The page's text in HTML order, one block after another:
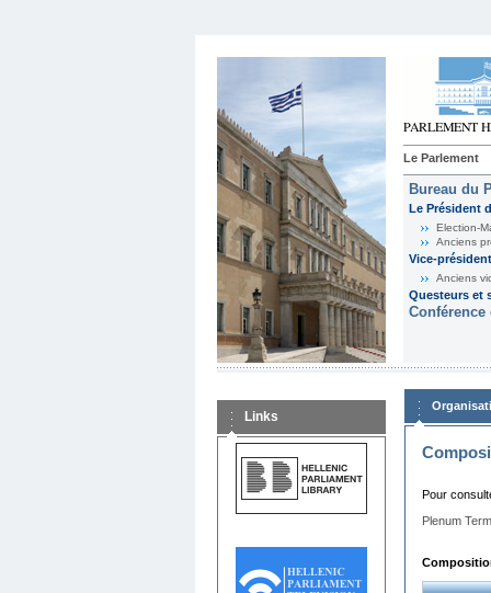
Le Parlement
Bureau du
Le Président
Election-
Anciens
Vice-
Anciens
Questeurs et
Links
Pour
Plenum